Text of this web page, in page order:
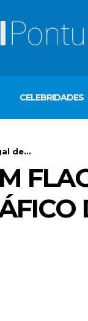
CELEBRIDADES
de...